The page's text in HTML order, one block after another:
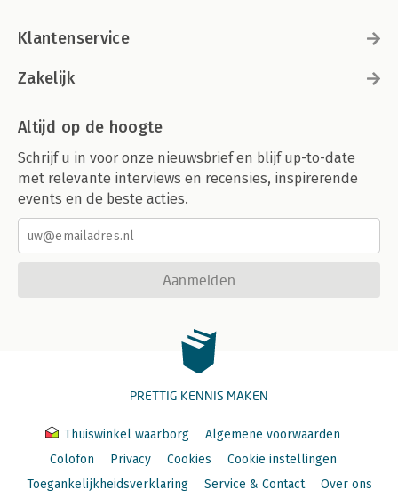
Klantenservice
Zakelijk
Altijd op de hoogte
Schrijf u in voor onze nieuwsbrief en blijf up-to-date
met relevante interviews en recensies, inspirerende
events en de beste acties.
Aanmelden
PRETTIG KENNIS MAKEN
Thuiswinkel waarborg
Algemene voorwaarden
Colofon
Privacy Cookies
Cookie instellingen
Toegankelijkheidsverklaring
Service & Contact Over ons